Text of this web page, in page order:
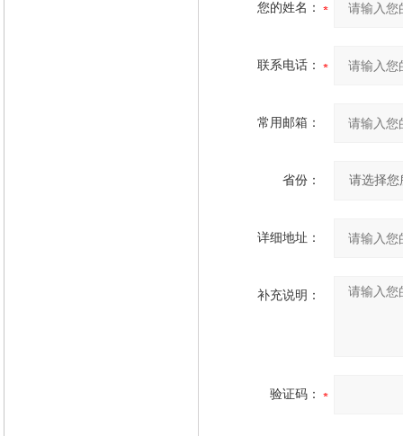
您的姓名：
联系电话：
常用邮箱：
省份：
详细地址：
补充说明：
验证码：